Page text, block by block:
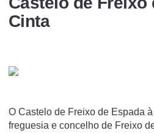
Cinta
O Castelo de Freixo de Espada
freguesia e concelho de Freixo